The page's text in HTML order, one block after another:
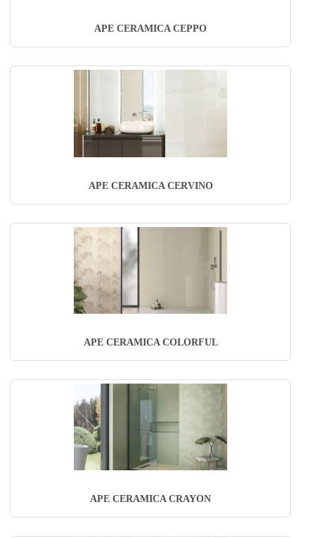
APE CERAMICA CEPPO
APE CERAMICA CERVINO
APE CERAMICA COLORFUL
APE CERAMICA CRAYON